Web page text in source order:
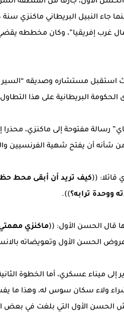
غرب إفريقيا”، وكان مخططه
استقبل مستشاره وصديقه “السير
البريطانية على هذا
“السير هاي” رسالة مفتوحة إلى ماكنزي،
شأنه أن يفتح شهية الفرنسيين
قائلا: ((كيف تريد أن أبقى محط
ووحدة ترابه؟)).
قال الحسن الأول: ((ماكنزي
الحسن الأول وتعويضاته
إلى ميناء عسكري، أما الخطوة
ولاء سكان سوس له، وهذا ما